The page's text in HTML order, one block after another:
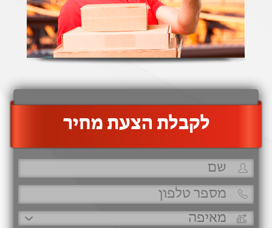
‫לקבלת הצעת מחיר